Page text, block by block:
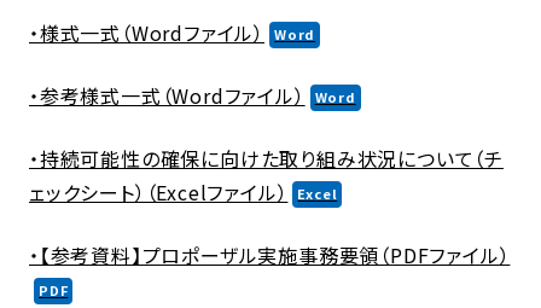
・様式一式（Wordファイル）
・参考様式一式（Wordファイル）
・持続可能性の確保に向けた取り組み状況について（チ
ェックシート）（Excelファイル）
・【参考資料】プロポーザル実施事務要領（PDFファイル）